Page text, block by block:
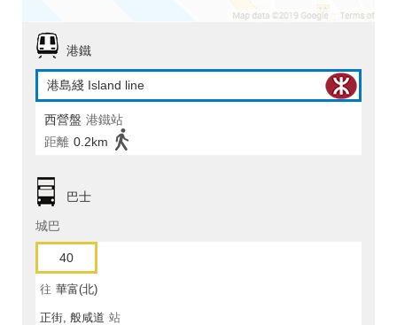
港鐵
港島綫 Island line
西營盤 港鐵站
距離 0.2km
巴士
城巴
40
往 華富(北)
正街, 般咸道 站